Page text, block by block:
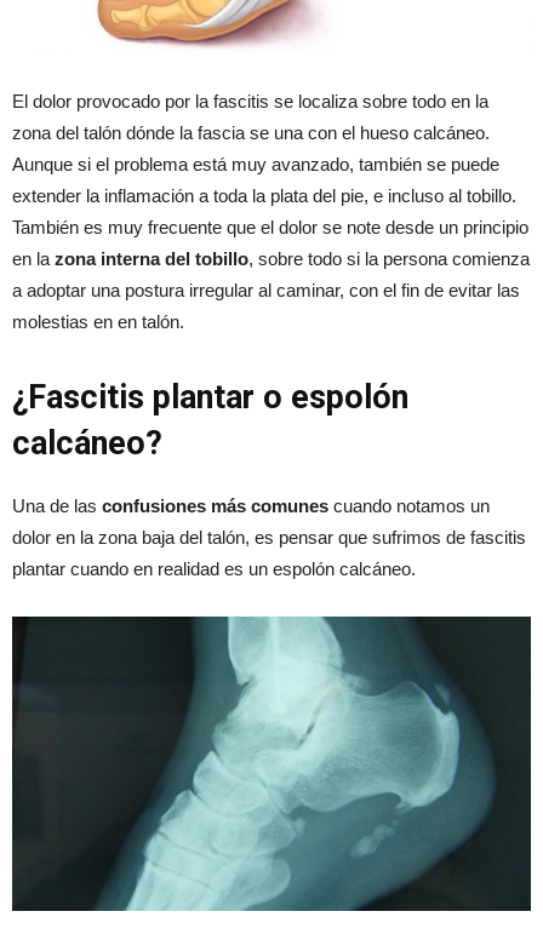
El dolor provocado por la fascitis se localiza sobre todo en la
zona del talón dónde la fascia se una con el hueso calcáneo.
Aunque si el problema está muy avanzado, también se puede
extender la inflamación a toda la plata del pie, e incluso al tobillo.
También es muy frecuente que el dolor se note desde un principio
en la zona interna del tobillo, sobre todo si la persona comienza
a adoptar una postura irregular al caminar, con el fin de evitar las
molestias en en talón.
¿Fascitis plantar o espolón
calcáneo?
Una de las confusiones más comunes cuando notamos un
dolor en la zona baja del talón, es pensar que sufrimos de fascitis
plantar cuando en realidad es un espolón calcáneo.